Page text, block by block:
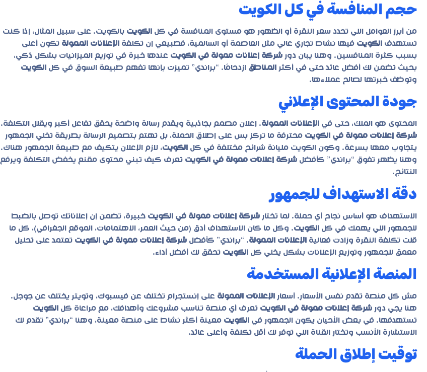
حجم المنافسة في كل الكويت
من أبرز العوامل اللي تحدد سعر النقرة أو الظهور هو مستوى المنافسة في كل الكويت بالكويت. على سبيل المثال، إذا كنت
تستهدف الكويت فيها نشاط تجاري عالي مثل العاصمة أو السالمية، فطبيعي إن تكلفة الإعلانات الممولة تكون أعلى
بسبب كثرة المنافسين. وهنا يبان دور شركة إعلانات ممولة في الكويت عندها خبرة في توزيع الميزانيات بشكل ذكي،
بحيث تضمن لك أفضل عائد حتى في أكثر
المناطق ازدحامًا. “براندي” تميزت بإنها تفهم طبيعة السوق في كل الكويت
وتوظف خبرتها لصالح عملاءها.
جودة المحتوى الإعلاني
المحتوى هو الملك، حتى في الإعلانات الممولة. إعلان مصمم بجاذبية ويقدم رسالة واضحة يحقق تفاعل أكبر ويقلل التكلفة.
شركة إعلانات ممولة في الكويت محترفة ما تركز بس على إطلاق الحملة، بل تهتم بتصميم الرسالة بطريقة تخلي الجمهور
يتجاوب معها بسرعة. وكون الكويت مليانة شرائح مختلفة في كل الكويت، لازم الإعلان يتكيف مع طبيعة الجمهور هناك.
وهنا يظهر تفوق “براندي” كأفضل شركة إعلانات ممولة في الكويت تعرف كيف تبني محتوى مقنع يخفض التكلفة ويرفع
النتائج.
دقة الاستهداف للجمهور
الاستهداف هو أساس نجاح أي حملة. لما تختار شركة إعلانات ممولة في الكويت خبيرة، تضمن إن إعلاناتك توصل بالضبط
للجمهور اللي يهمك في كل الكويت. وكل ما كان الاستهداف أدق (من حيث العمر، الاهتمامات، الموقع الجغرافي)، كل ما
قلت تكلفة النقرة وزادت فعالية الإعلانات الممولة. “براندي” كأفضل شركة إعلانات ممولة في الكويت تعتمد على تحليل
معمق للجمهور وتوزيع الإعلانات بشكل يخلي كل الكويت تحقق لك أفضل أداء.
المنصة الإعلانية المستخدمة
مش كل منصة تقدم نفس الأسعار. أسعار الإعلانات الممولة على إنستجرام تختلف عن فيسبوك، وتويتر يختلف عن جوجل.
هنا يجي دور شركة إعلانات ممولة في الكويت تعرف أي منصة تناسب مشروعك وأهدافك، مع مراعاة كل الكويت
تستهدفها. في بعض الأحيان يكون الجمهور في الكويت معينة أكثر نشاط على منصة معينة، وهنا “براندي” تقدم لك
الاستشارة الأنسب وتختار القناة اللي توفر لك أقل تكلفة وأعلى عائد.
توقيت إطلاق الحملة